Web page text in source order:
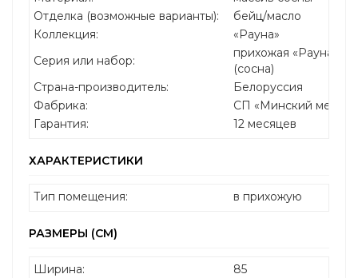
Отделка (возможные варианты):
бейц/масло
Коллекция:
«Рауна»
Серия или набор:
прихожая «Рауна»:
(сосна)
Страна-производитель:
Белоруссия
Фабрика:
СП «Минский
Гарантия:
12 месяцев
ХАРАКТЕРИСТИКИ
Тип помещения: в прихожую
РАЗМЕРЫ (СМ)
Ширина:
85